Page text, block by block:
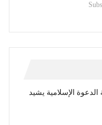
الإسلامية يشيد